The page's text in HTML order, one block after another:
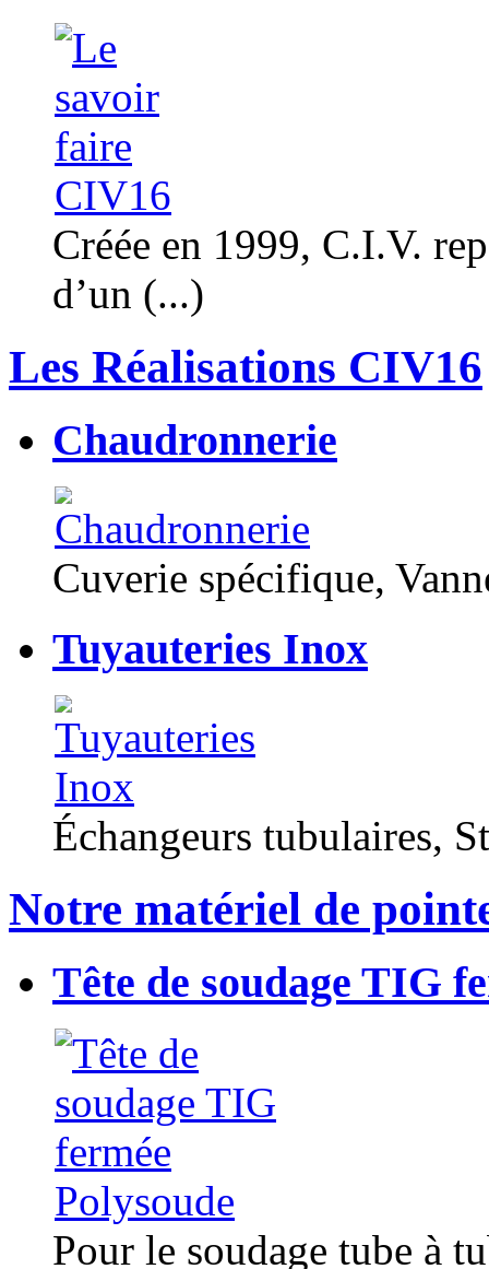
Créée en 1999, C.I.V.
d’un (...)
Les Réalisations CIV16
Chaudronnerie
Cuverie spécifique,
Tuyauteries Inox
Échangeurs tubulaires,
Notre matériel de
Tête de soudage TIG
Pour le soudage tube à